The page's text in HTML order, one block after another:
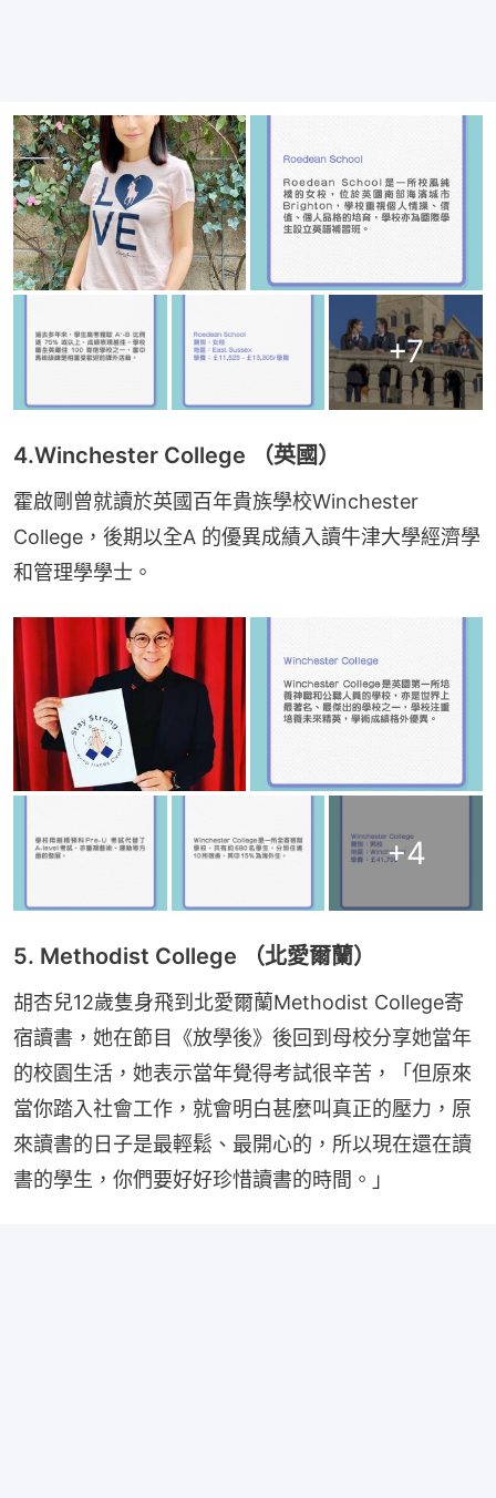
+7
4.Winchester College （英國）
霍啟剛曾就讀於英國百年貴族學校Winchester
College，後期以全A 的優異成績入讀牛津大學經濟學
和管理學學士。
+4
5. Methodist College （北愛爾蘭）
胡杏兒12歲隻身飛到北愛爾蘭Methodist College寄
宿讀書，她在節目《放學後》後回到母校分享她當年
的校園生活，她表示當年覺得考試很辛苦，「但原來
當你踏入社會工作，就會明白甚麼叫真正的壓力，原
來讀書的日子是最輕鬆、最開心的，所以現在還在讀
書的學生，你們要好好珍惜讀書的時間。」